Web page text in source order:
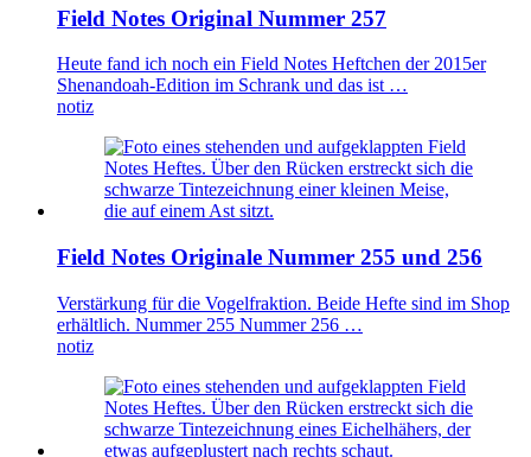
Field Notes Original Nummer 257
Heute fand ich noch ein Field Notes Heftchen der 2015er
Shenandoah-Edition im Schrank und das ist …
notiz
Field Notes Originale Nummer 255 und 256
Verstärkung für die Vogelfraktion. Beide Hefte sind im Shop
erhältlich. Nummer 255 Nummer 256 …
notiz